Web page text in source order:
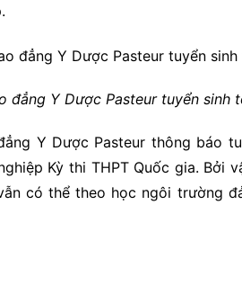
đẳng Y Dược Pasteur tuyển sinh
Y Dược Pasteur thông báo
Kỳ thi THPT Quốc gia. Bởi
có thể theo học ngôi trường